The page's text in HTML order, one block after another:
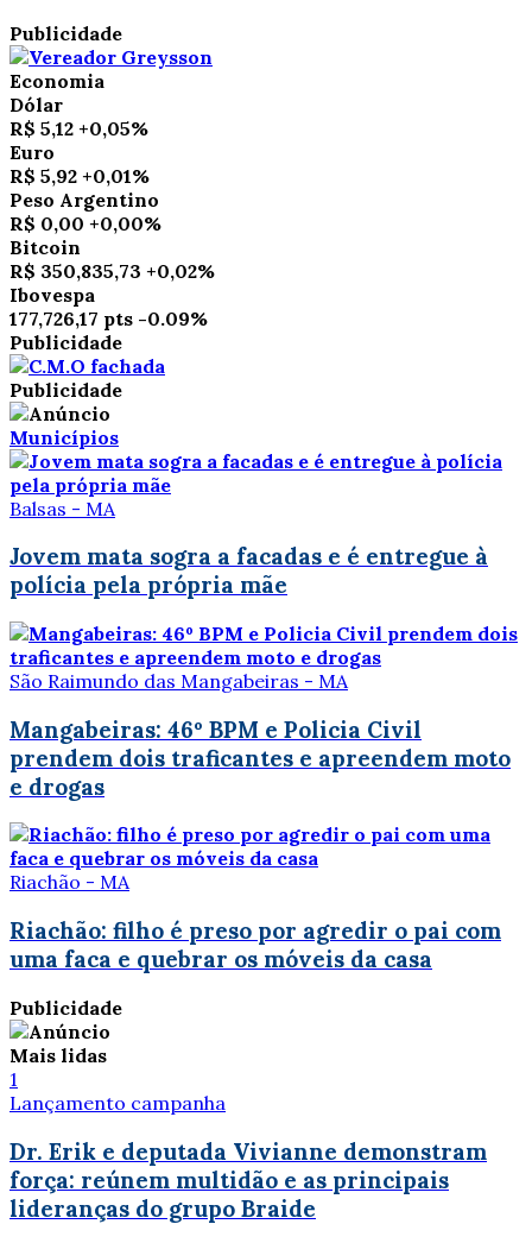
Publicidade
Economia
Dólar
R$ 5,12 +0,05%
Euro
R$ 5,92 +0,01%
Peso Argentino
R$ 0,00 +0,00%
Bitcoin
R$ 350,835,73 +0,02%
Ibovespa
177,726,17 pts -0.09%
Publicidade
Publicidade
Municípios
Balsas - MA
Jovem mata sogra a facadas e é entregue à
polícia pela própria mãe
São Raimundo das Mangabeiras - MA
Mangabeiras: 46º BPM e Policia Civil
prendem dois traficantes e apreendem moto
e drogas
Riachão - MA
Riachão: filho é preso por agredir o pai com
uma faca e quebrar os móveis da casa
Publicidade
Mais lidas
1
Lançamento campanha
Dr. Erik e deputada Vivianne demonstram
força: reúnem multidão e as principais
lideranças do grupo Braide